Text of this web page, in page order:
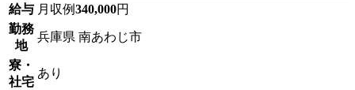
給与 月収例340,000円
勤務
地
兵庫県 南あわじ市
寮・
社宅
あり